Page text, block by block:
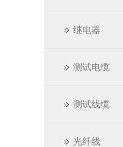
继电器
测试电缆
测试线缆
光纤线